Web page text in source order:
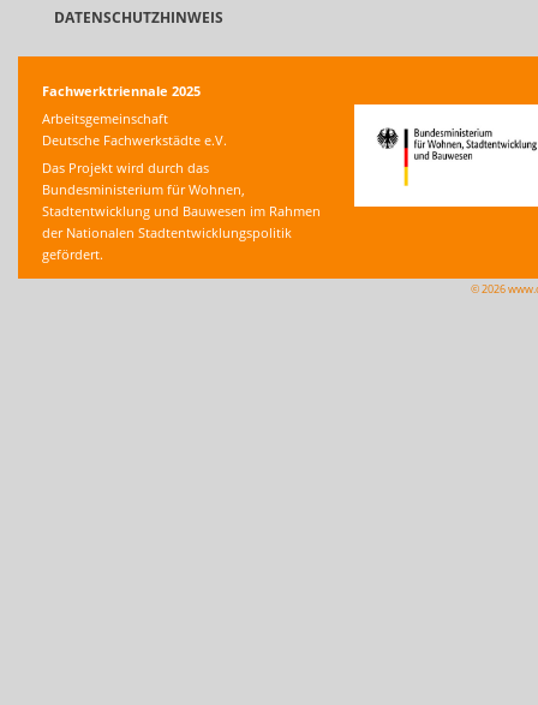
DATENSCHUTZHINWEIS
Fachwerktriennale 2025
Arbeitsgemeinschaft
Deutsche Fachwerkstädte e.V.
Das Projekt wird durch das
Bundesministerium für Wohnen,
Stadtentwicklung und Bauwesen im Rahmen
der Nationalen Stadtentwicklungspolitik
gefördert.
© 2026